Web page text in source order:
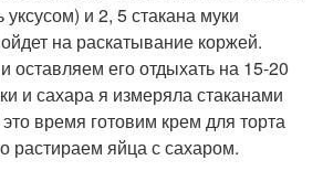
уксусом) и 2, 5 стакана муки
на раскатывание коржей.
оставляем его отдыхать на 15-20
и сахара я измеряла стаканами
время готовим крем для торта
яйца с сахаром.